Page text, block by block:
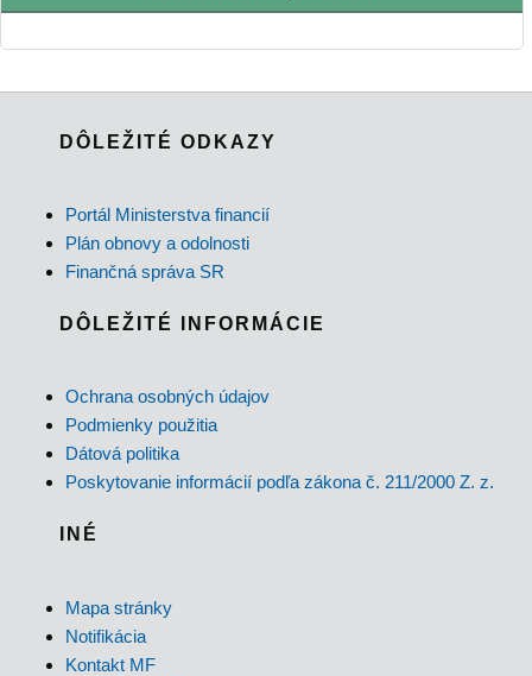
DÔLEŽITÉ ODKAZY
Portál Ministerstva financií
Plán obnovy a odolnosti
Finančná správa SR
DÔLEŽITÉ INFORMÁCIE
Ochrana osobných údajov
Podmienky použitia
Dátová politika
Poskytovanie informácií podľa zákona č. 211/2000 Z. z.
INÉ
Mapa stránky
Notifikácia
Kontakt MF